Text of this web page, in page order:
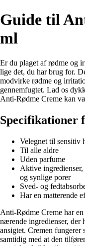
Guide til
ml
Er du plaget af rødme og
lige det, du har brug for.
modvirke rødme og
gennemfugtet. Lad os
Anti-Rødme Creme kan
Specifikationer
Velegnet til sensitiv
Til alle aldre
Uden parfume
Aktive
og synlige porer
Sved- og
Har en matterende
Anti-Rødme Creme har
nærende ingredienser, der
ansigtet. Cremen fungerer
samtidig med at den